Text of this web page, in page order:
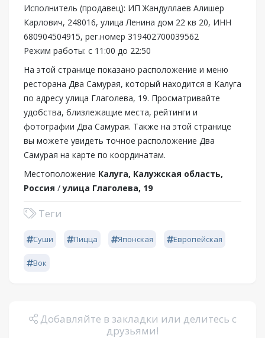
Исполнитель (продавец): ИП Жандуллаев Алишер
Карлович, 248016, улица Ленина дом 22 кв 20, ИНН
680904504915, рег.номер 319402700039562
Режим работы: с 11:00 до 22:50
На этой странице показано расположение и меню
ресторана Два Самурая, который находится в Калуга
по адресу улица Глаголева, 19. Просматривайте
удобства, близлежащие места, рейтинги и
фотографии Два Самурая. Также на этой странице
вы можете увидеть точное расположение Два
Самурая на карте по координатам.
Местоположение Калуга, Калужская область,
Россия /улица Глаголева, 19
Теги
Суши Пицца Японская Европейская
Вок
Добавляйте в закладки или делитесь с
друзьями!